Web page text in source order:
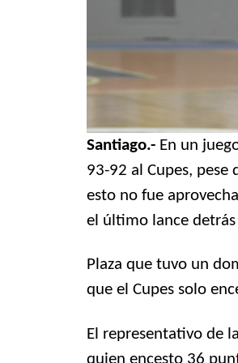
Santiago.- En un
93-92 al Cupes,
esto no fue
el último lance
Plaza que tuvo un
que el Cupes solo
El representativo de
quien encesto 36